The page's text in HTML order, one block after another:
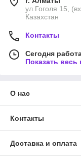
ул.Гоголя 15,
Казахстан
Контакты
Сегодня
Показать
О нас
Контакты
Доставка и оплата